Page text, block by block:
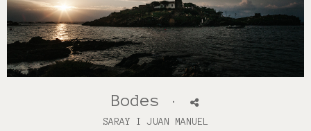
Bodes ·
SARAY I JUAN MANUEL